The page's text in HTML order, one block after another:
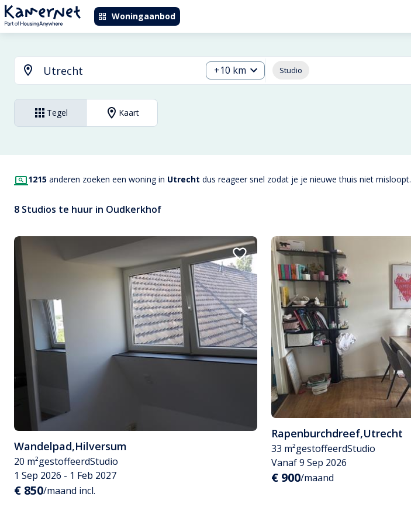
Woningaanbod
+10 km Studio
Tegel Kaart
1215 anderen zoeken een woning in Utrecht dus reageer snel zodat je je nieuwe thuis niet misloopt.
8 Studios te huur in Oudkerkhof
Wandelpad,Hilversum
20 m²gestoffeerdStudio
1 Sep 2026 - 1 Feb 2027
€ 850/maand incl.
Rapenburchdreef,Utrecht
33 m²gestoffeerdStudio
Vanaf 9 Sep 2026
€ 900/maand